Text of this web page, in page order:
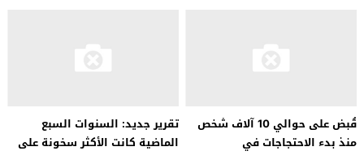
قُبض على حوالي 10 آلاف شخص
منذ بدء الاحتجاجات في
تقرير جديد: السنوات السبع
الماضية كانت الأكثر سخونة على